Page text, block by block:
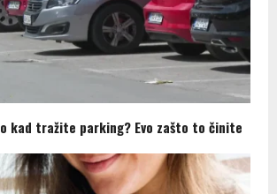
kad tražite parking? Evo zašto to činite